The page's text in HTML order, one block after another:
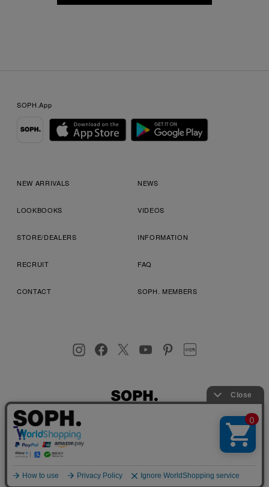
SOPH.App
NEW ARRIVALS NEWS
LOOKBOOKS VIDEOS
STORE/DEALERS INFORMATION
RECRUIT FAQ
CONTACT SOPH. MEMBERS
プライバシーポリシー
店舗受取サービス
お客様により良いサービスを提供するため、cookie(クッキー)を
使用することがございます。 詳しくは
プライバシーポリシーを
ご確認ください。
OK